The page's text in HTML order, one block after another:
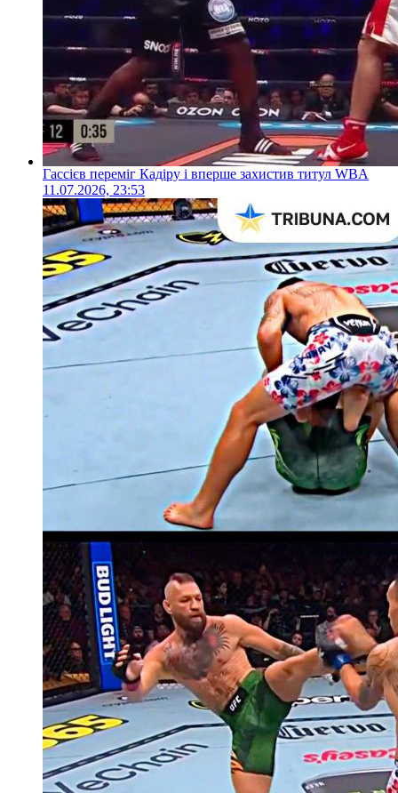
Гассієв переміг Кадіру і вперше захистив титул WBA
11.07.2026, 23:53